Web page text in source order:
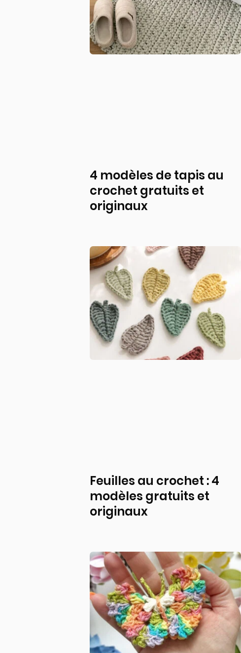
4 modèles de tapis au
crochet gratuits et
originaux
Feuilles au crochet : 4
modèles gratuits et
originaux